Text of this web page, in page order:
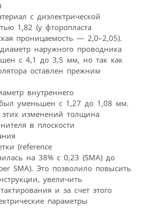
с диэлектрической
1,82 (у фторопласта
проницаемость — 2,0–2,05).
наружного проводника
с 4,1 до 3,5 мм, но так как
оставлен прежним
внутреннего
уменьшен с 1,27 до 1,08 мм.
этих изменений толщина
в плоскости
(reference
на 38% с 0,23 (SMA) до
SMA). Это позволило повысить
увеличить
и за счет этого
параметры